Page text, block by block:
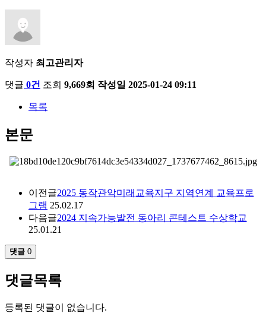
작성자 최고관리자
댓글 0건 조회 9,669회 작성일 2025-01-24 09:11
목록
본문
이전글2025 동작관악미래교육지구 지역연계 교육프로
그램 25.02.17
다음글2024 지속가능발전 동아리 콘테스트 수상학교
25.01.21
댓글 0
댓글목록
등록된 댓글이 없습니다.